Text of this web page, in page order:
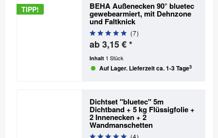
TIPP! BEHA Außenecken 90° bluetec
gewebearmiert, mit Dehnzone
und Faltknick
(7)
ab 3,15 € *
Inhalt 1 Stück
Auf Lager. Lieferzeit ca. 1-3 Tage3
Dichtset "bluetec" 5m
Dichtband + 5 kg Flüssigfolie +
2 Innenecken + 2
Wandmanschetten
(4)